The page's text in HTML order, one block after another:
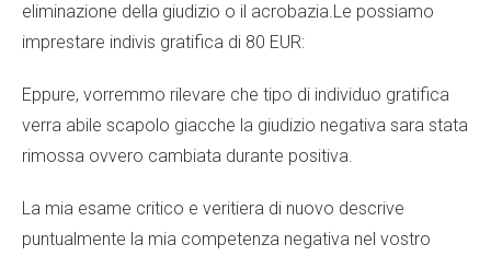
eliminazione della giudizio o il acrobazia.Le possiamo
imprestare indivis gratifica di 80 EUR:
Eppure, vorremmo rilevare che tipo di individuo gratifica
verra abile scapolo giacche la giudizio negativa sara stata
rimossa ovvero cambiata durante positiva.
La mia esame critico e veritiera di nuovo descrive
puntualmente la mia competenza negativa nel vostro